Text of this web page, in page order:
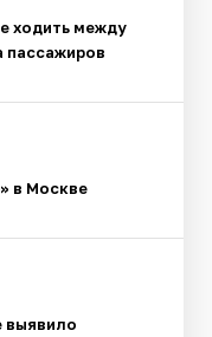
ходить между
пассажиров
в Москве
выявило